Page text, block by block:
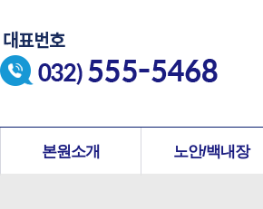
본원소개 노안/백내장